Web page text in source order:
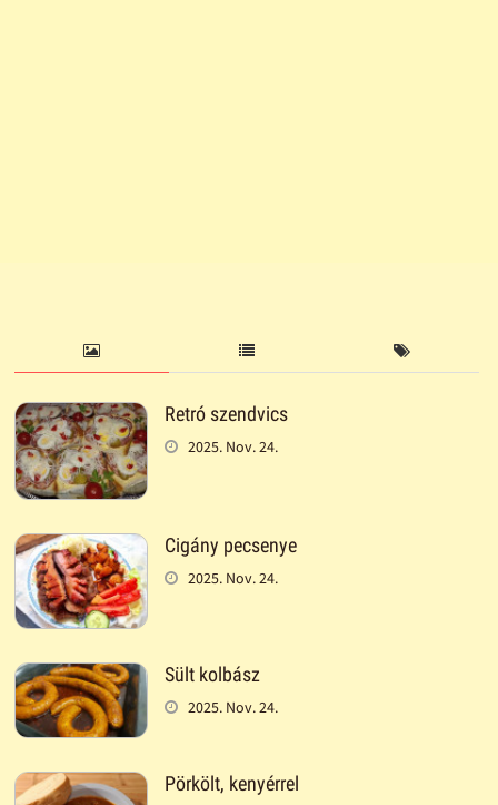
Retró szendvics
2025. Nov. 24.
Cigány pecsenye
2025. Nov. 24.
Sült kolbász
2025. Nov. 24.
Pörkölt, kenyérrel